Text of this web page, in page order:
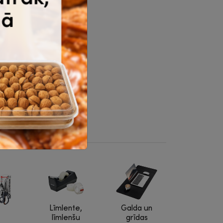
Pirkt
Līmlente,
līmlenšu
Galda un
grīdas